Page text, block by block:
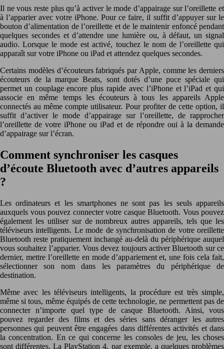
Il ne vous reste plus qu’à activer le mode d’appairage sur l’oreillette et
à l’apparier avec votre iPhone. Pour ce faire, il suffit d’appuyer sur le
bouton d’alimentation de l’oreillette et de le maintenir enfoncé pendant
quelques secondes et d’attendre une lumière ou, à défaut, un signal
audio. Lorsque le mode est activé, touchez le nom de l’oreillette qui
apparaît sur votre iPhone ou iPad et attendez quelques secondes.
Certains modèles d’écouteurs fabriqués par Apple, comme les derniers
écouteurs de la marque Beats, sont dotés d’une puce spéciale qui
permet un couplage encore plus rapide avec l’iPhone et l’iPad et qui
associe en même temps les écouteurs à tous les appareils Apple
connectés au même compte utilisateur. Pour profiter de cette option, il
suffit d’activer le mode d’appairage sur l’oreillette, de rapprocher
l’oreillette de votre iPhone ou iPad et de répondre oui à la demande
d’appairage sur l’écran.
Comment synchroniser les casques
d’écoute Bluetooth avec d’autres appareils
?
Les ordinateurs et les smartphones ne sont pas les seuls appareils
auxquels vous pouvez connecter votre casque Bluetooth. Vous pouvez
également les utiliser sur de nombreux autres appareils, tels que les
téléviseurs intelligents. Le mode de synchronisation de votre oreillette
Bluetooth reste pratiquement inchangé au-delà du périphérique auquel
vous souhaitez l’apparier. Vous devez toujours activer Bluetooth sur ce
dernier, mettre l’oreillette en mode d’appariement et, une fois cela fait,
sélectionner son nom dans les paramètres du périphérique de
destination.
Même avec les téléviseurs intelligents, la procédure est très simple,
même si tous, même équipés de cette technologie, ne permettent pas de
connecter n’importe quel type de casque Bluetooth. Ainsi, vous
pouvez regarder des films et des séries sans déranger les autres
personnes qui peuvent être engagées dans différentes activités et dans
la concentration. En ce qui concerne les consoles de jeu, les choses
sont différentes. La PlayStation 4, par exemple, a quelques problèmes